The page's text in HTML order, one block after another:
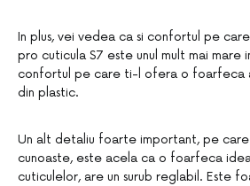
In plus, vei vedea ca si confortul pe
pro cuticula S7 este unul mult mai mare
confortul pe care ti-l ofera o foarfeca
din plastic.
Un alt detaliu foarte important, pe care
cunoaste, este acela ca o foarfeca
cuticulelor, are un surub reglabil. Este